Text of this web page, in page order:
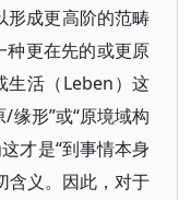
形成更高阶的范畴
种更在先的或更原
生活（Leben）这
缘形”或“原境域构
才是“到事情本身
含义。因此，对于